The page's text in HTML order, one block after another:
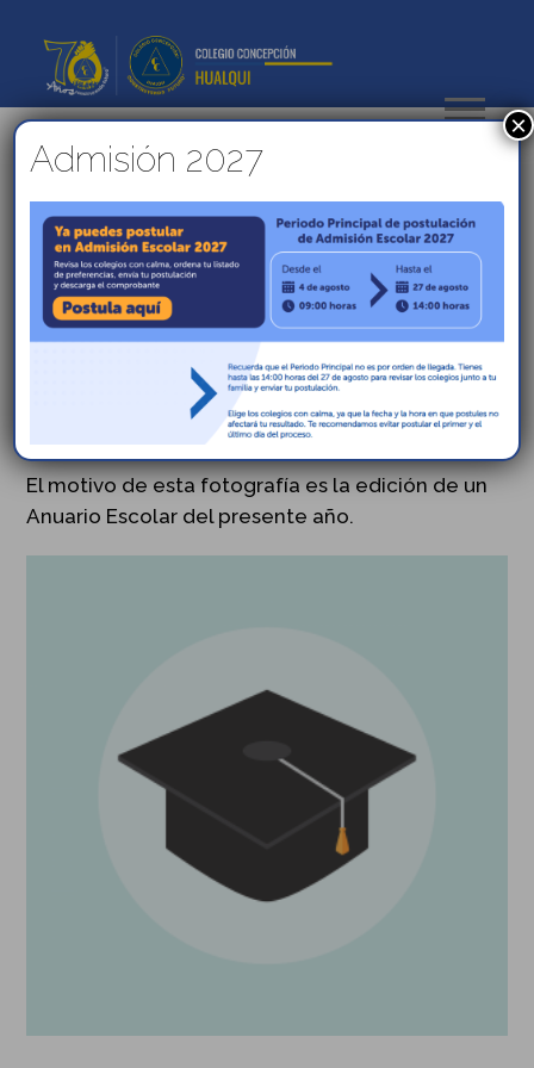
Informativo a la Comunidad
Alonsiana 09 de noviembre
Estimada Comunidad Alonsiana se informa que
el día Viernes 09 de Noviembre se sacarán las
fotos oficiales a los alumnos de cada curso, por
lo que se solicita expresamente asistir con
uniforme completo
y buena presentación
personal desde pre-básica hasta media.
El motivo de esta fotografía es la edición de un
Anuario Escolar del presente año.
Admisión 2027
×